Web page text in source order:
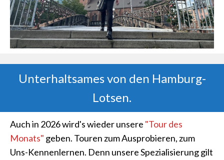
Unterhaltsames von den Hamburg-
Lotsen.
Auch in 2026 wird's wieder unsere "Tour des
Monats" geben. Touren zum Ausprobieren, zum
Uns-Kennenlernen. Denn unsere Spezialisierung gilt